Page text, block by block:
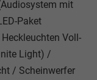
mit
Paket
Voll-
Light) /
/ Scheinwerfer